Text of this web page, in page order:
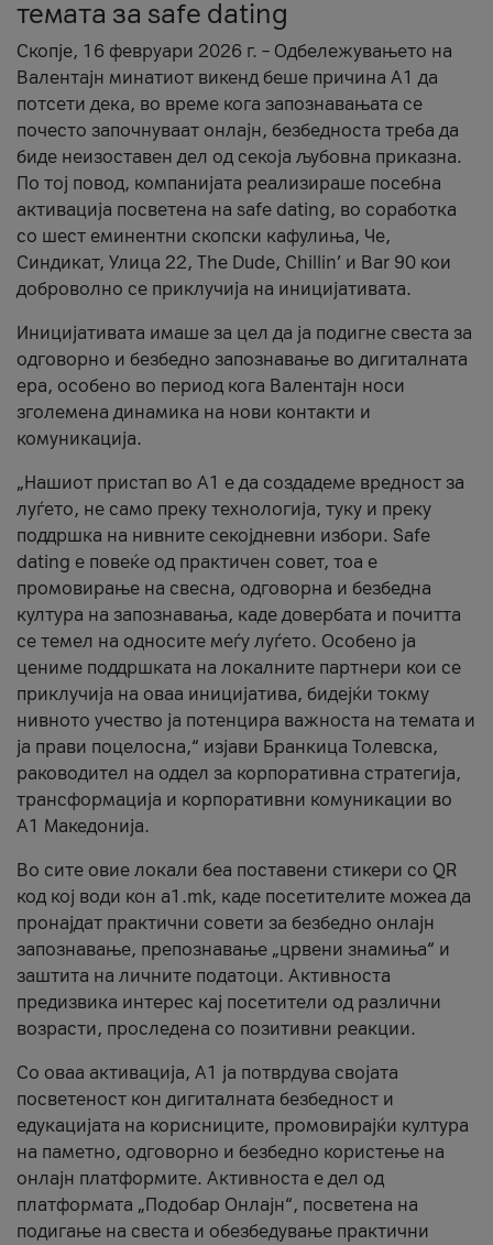
темата за safe dating
Скопје, 16 февруари 2026 г. – Одбележувањето на
Валентајн минатиот викенд беше причина А1 да
потсети дека, во време кога запознавањата се
почесто започнуваат онлајн, безбедноста треба да
биде неизоставен дел од секоја љубовна приказна.
По тој повод, компанијата реализираше посебна
активација посветена на safe dating, во соработка
со шест еминентни скопски кафулиња, Че,
Синдикат, Улица 22, The Dude, Chillin’ и Bar 90 кои
доброволно се приклучија на иницијативата.
Иницијативата имаше за цел да ја подигне свеста за
одговорно и безбедно запознавање во дигиталната
ера, особено во период кога Валентајн носи
зголемена динамика на нови контакти и
комуникација.
„Нашиот пристап во А1 е да создадеме вредност за
луѓето, не само преку технологија, туку и преку
поддршка на нивните секојдневни избори. Safe
dating е повеќе од практичен совет, тоа е
промовирање на свесна, одговорна и безбедна
култура на запознавања, каде довербата и почитта
се темел на односите меѓу луѓето. Особено ја
цениме поддршката на локалните партнери кои се
приклучија на оваа иницијатива, бидејќи токму
нивното учество ја потенцира важноста на темата и
ја прави поцелосна,“ изјави Бранкица Толевска,
раководител на оддел за корпоративна стратегија,
трансформација и корпоративни комуникации во
А1 Македонија.
Во сите овие локали беа поставени стикери со QR
код кој води кон a1.mk, каде посетителите можеа да
пронајдат практични совети за безбедно онлајн
запознавање, препознавање „црвени знамиња“ и
заштита на личните податоци. Активноста
предизвика интерес кај посетители од различни
возрасти, проследена со позитивни реакции.
Со оваа активација, А1 ја потврдува својата
посветеност кон дигиталната безбедност и
едукацијата на корисниците, промовирајќи култура
на паметно, одговорно и безбедно користење на
онлајн платформите. Активноста е дел од
платформата „Подобар Онлајн“, посветена на
подигање на свеста и обезбедување практични